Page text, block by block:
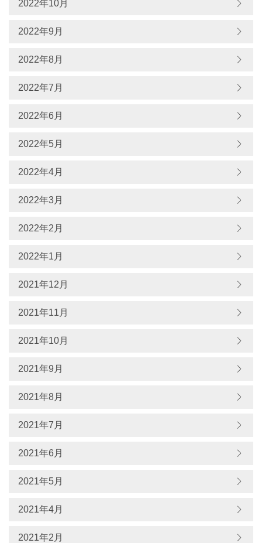
2022年10月
2022年9月
2022年8月
2022年7月
2022年6月
2022年5月
2022年4月
2022年3月
2022年2月
2022年1月
2021年12月
2021年11月
2021年10月
2021年9月
2021年8月
2021年7月
2021年6月
2021年5月
2021年4月
2021年2月